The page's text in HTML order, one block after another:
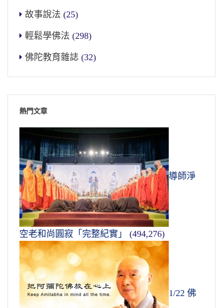
故事說法 (25)
輕鬆學佛法 (298)
佛陀教育雜誌 (32)
熱門文章
導師淨
空老和尚圓寂「完整紀實」 (494,276)
1/22 佛